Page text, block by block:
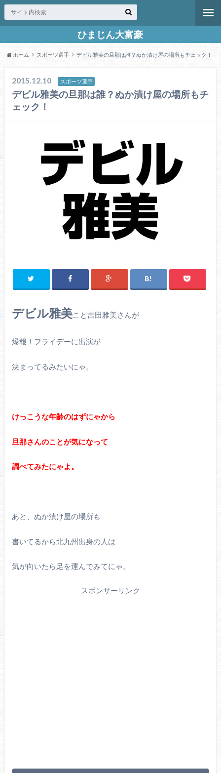
ひまじん大富豪
ホーム スポーツ選手 デビル雅美の旦那は誰？ぬか漬け屋の場所もチェック！
2015.12.10 スポーツ選手
デビル雅美の旦那は誰？ぬか漬け屋の場所もチ
ェック！
デビル雅美こと吉田雅美さんが
爆報！フライデーに出演が
決まってるみたいにゃ。
けっこうな年齢のはずにゃから
旦那さんのことが気になって
調べてみたにゃよ。
あと、ぬか漬け屋の場所も
書いてるから北九州出身の人は
気が向いたら足を運んでみてにゃ。
スポンサーリンク